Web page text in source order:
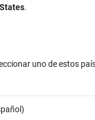
.
uno de estos